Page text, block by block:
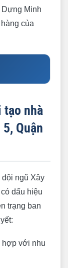
Dựng Minh
của
Xây Dựng
mọi
hàng
nhà
Quận
đội ngũ Xây
dấu hiệu
trạng ban
hợp với nhu